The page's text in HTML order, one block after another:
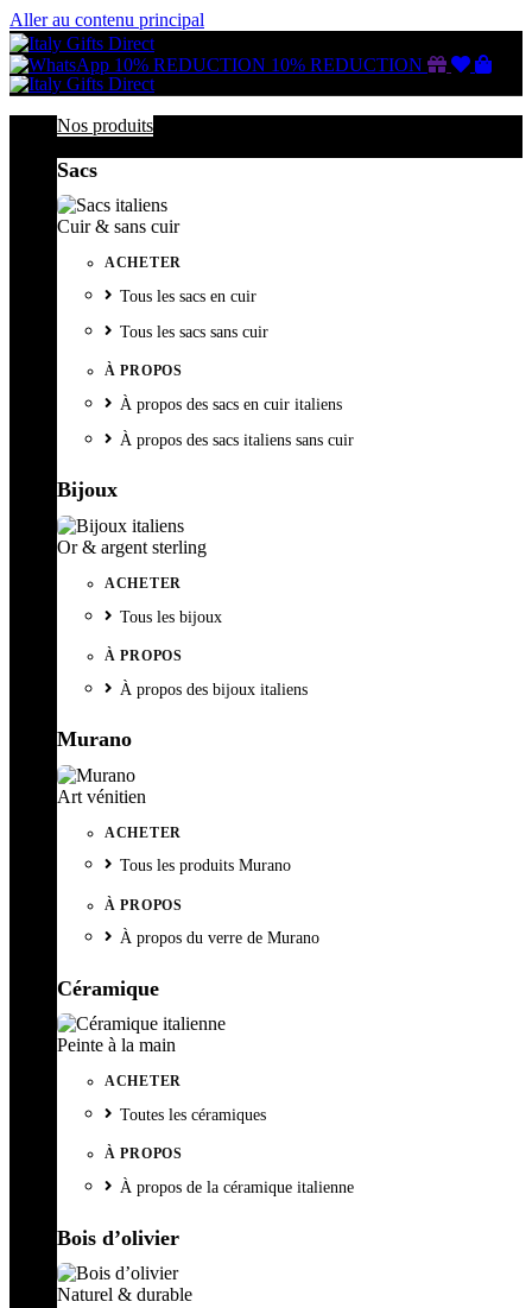
Aller au contenu principal
10% REDUCTION 10% REDUCTION
Nos produits
Sacs
Cuir & sans cuir
ACHETER
Tous les sacs en cuir
Tous les sacs sans cuir
À PROPOS
À propos des sacs en cuir italiens
À propos des sacs italiens sans cuir
Bijoux
Or & argent sterling
ACHETER
Tous les bijoux
À PROPOS
À propos des bijoux italiens
Murano
Art vénitien
ACHETER
Tous les produits Murano
À PROPOS
À propos du verre de Murano
Céramique
Peinte à la main
ACHETER
Toutes les céramiques
À PROPOS
À propos de la céramique italienne
Bois d’olivier
Naturel & durable